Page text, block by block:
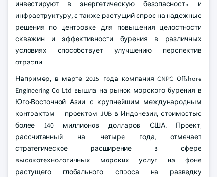
инвестируют в энергетическую безопасность и
инфраструктуру, а также растущий спрос на надежные
решения по центровке для повышения целостности
скважин и эффективности бурения в различных
условиях способствует улучшению перспектив
отрасли.
Например, в марте 2025 года компания CNPC Offshore
Engineering Co Ltd вышла на рынок морского бурения в
Юго-Восточной Азии с крупнейшим международным
контрактом — проектом JUB в Индонезии, стоимостью
более 140 миллионов долларов США. Проект,
рассчитанный на четыре года, отмечает
стратегическое расширение в сфере
высокотехнологичных морских услуг на фоне
растущего глобального спроса на разведку